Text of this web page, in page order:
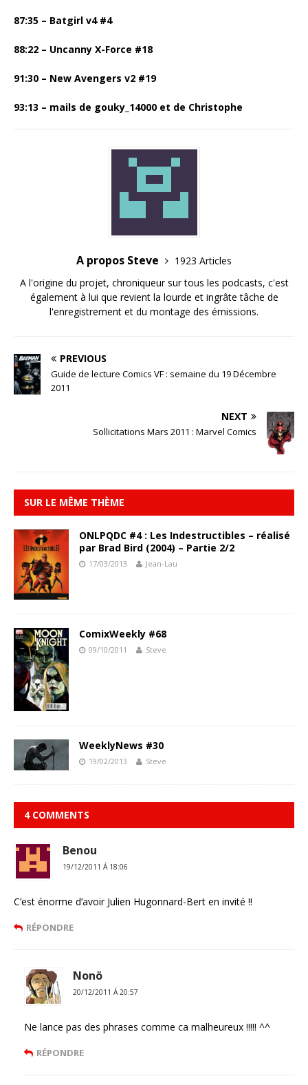
87:35 – Batgirl v4 #4
88:22 – Uncanny X-Force #18
91:30 – New Avengers v2 #19
93:13 – mails de gouky_14000 et de Christophe
A propos Steve
1923 Articles
A l'origine du projet, chroniqueur sur tous les podcasts, c'est
également à lui que revient la lourde et ingrâte tâche de
l'enregistrement et du montage des émissions.
PREVIOUS
Guide de lecture Comics VF : semaine du 19 Décembre
2011
NEXT
Sollicitations Mars 2011 : Marvel Comics
SUR LE MÊME THÈME
ONLPQDC #4 : Les Indestructibles – réalisé
par Brad Bird (2004) – Partie 2/2
17/03/2013 Jean-Lau
ComixWeekly #68
09/10/2011 Steve
WeeklyNews #30
19/02/2013 Steve
4 COMMENTS
Benou
19/12/2011 Á 18:06
C’est énorme d’avoir Julien Hugonnard-Bert en invité !!
RÉPONDRE
Nonö
20/12/2011 Á 20:57
Ne lance pas des phrases comme ca malheureux !!!!! ^^
RÉPONDRE